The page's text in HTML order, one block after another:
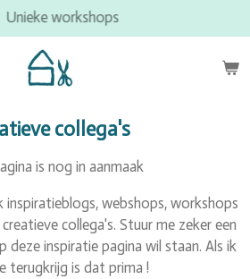
Unieke workshops
collega's
is nog in aanmaak
inspiratieblogs, webshops, workshops
collega's. Stuur me zeker een
deze inspiratie pagina wil staan. Als ik
terugkrijg is dat prima !